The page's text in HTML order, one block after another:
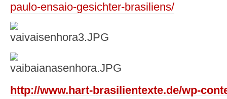
paulo-ensaio-gesichter-brasiliens/
http://www.hart-brasilientexte.de/wp-